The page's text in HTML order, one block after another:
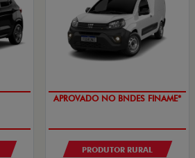
APROVADO NO BNDES FINAME*
PRODUTOR RURAL